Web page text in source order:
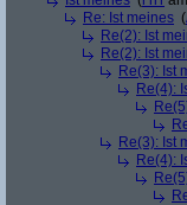
Re: Ist meines (
Re(2): Ist
Re(2): Ist
Re(3): Ist
Re(4):
Re(3): Ist
Re(4):